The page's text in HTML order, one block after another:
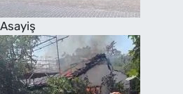
Asayiş